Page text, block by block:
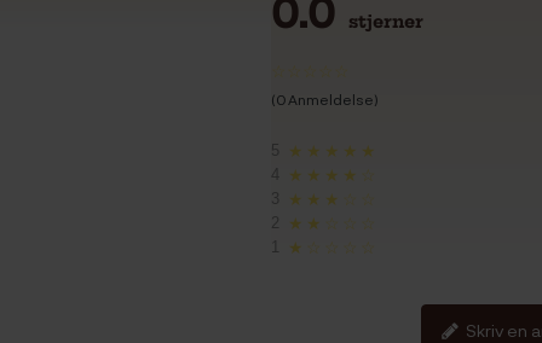
0.0 stjerner
(0 Anmeldelse)
5 ★★★★★
★★★★☆
3 ★★★☆☆
2 ★★☆☆☆
★☆☆☆☆
Skriv en